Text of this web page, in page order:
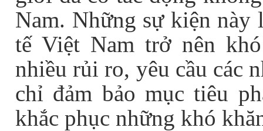
Nam. Những sự kiện
tế Việt Nam trở nên
nhiều rủi ro, yêu cầu các
chỉ đảm bảo mục tiêu
khắc phục những khó